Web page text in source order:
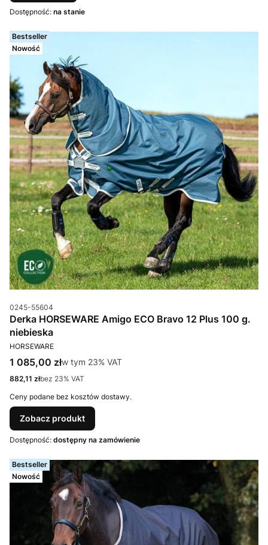
Dostępność: na stanie
Bestseller
Nowość
Kod produktu
0245-55604
Derka HORSEWARE Amigo ECO Bravo 12 Plus 100 g.
niebieska
PRODUCENT
HORSEWARE
Cena brutto
1 085,00 złw tym %s VAT
w tym 23% VAT
Cena netto
882,11 złbez 23% VAT
Ceny podane bez kosztów dostawy.
Zobacz produkt
Dostępność: dostępny na zamówienie
Bestseller
Nowość